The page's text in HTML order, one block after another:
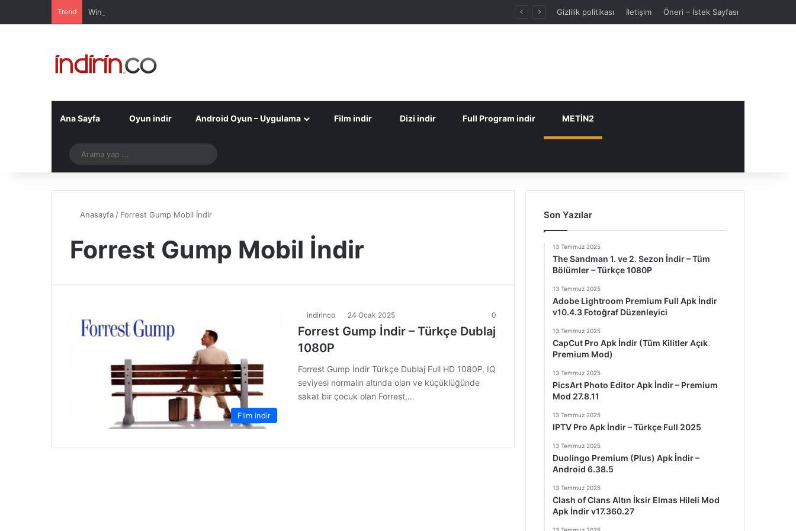
Trend Windows 10 Pro indir – Türkçe – Güncel 2025 Gizlilik politikası İletişim Öneri – İstek Sayfası
Ana Sayfa Oyun indir Android Oyun – Uygulama Film indir Dizi indir Full Program indir METİN2
Telegram
yap
Anasayfa / Forrest Gump Mobil İndir
Forrest Gump Mobil İndir
Film indir
indirinco 24 Ocak 2025 0
Forrest Gump İndir – Türkçe Dublaj
1080P
Forrest Gump İndir Türkçe Dublaj Full HD 1080P, IQ
seviyesi normalin altında olan ve küçüklüğünde
sakat bir çocuk olan Forrest,…
Son Yazılar
13 Temmuz 2025
The Sandman 1. ve 2. Sezon İndir – Tüm
Bölümler – Türkçe 1080P
13 Temmuz 2025
Adobe Lightroom Premium Full Apk İndir
v10.4.3 Fotoğraf Düzenleyici
13 Temmuz 2025
CapCut Pro Apk İndir (Tüm Kilitler Açık
Premium Mod)
13 Temmuz 2025
PicsArt Photo Editor Apk İndir – Premium
Mod 27.8.11
13 Temmuz 2025
IPTV Pro Apk İndir – Türkçe Full 2025
13 Temmuz 2025
Duolingo Premium (Plus) Apk İndir –
Android 6.38.5
13 Temmuz 2025
Clash of Clans Altın İksir Elmas Hileli Mod
Apk İndir v17.360.27